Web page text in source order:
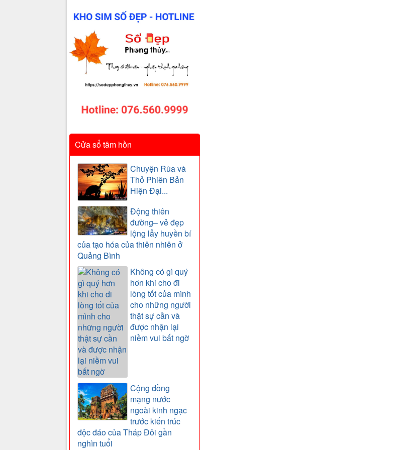
Cửa sổ tâm hồn
Chuyện Rùa và
Thỏ Phiên Bản
Hiện Đại...
Động thiên
đường– vẻ đẹp
lộng lẫy huyền bí
của tạo hóa của thiên nhiên ở
Quảng Bình
Không có gì quý
hơn khi cho đi
lòng tốt của mình
cho những người
thật sự cần và
được nhận lại
niềm vui bất ngờ
Cộng đồng
mạng nước
ngoài kinh ngạc
trước kiến trúc
độc đáo của Tháp Đôi gần
nghìn tuổi